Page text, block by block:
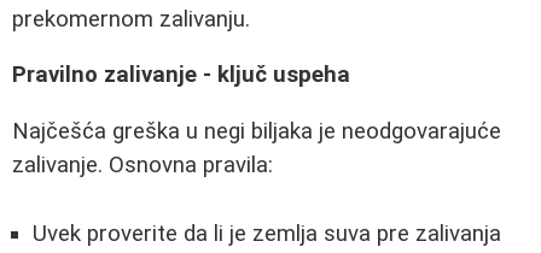
prekomernom zalivanju.
Pravilno zalivanje - ključ uspeha
Najčešća greška u negi biljaka je neodgovarajuće
zalivanje. Osnovna pravila:
Uvek proverite da li je zemlja suva pre zalivanja